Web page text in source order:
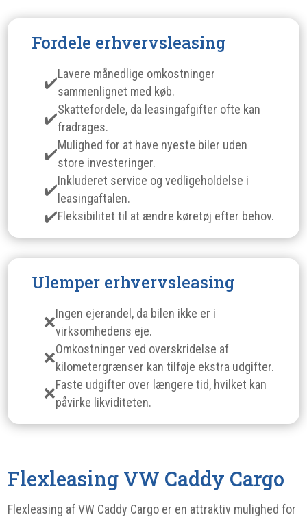
Fordele erhvervsleasing
Lavere månedlige omkostninger
sammenlignet med køb.
Skattefordele, da leasingafgifter ofte kan
fradrages.
Mulighed for at have nyeste biler uden
store investeringer.
Inkluderet service og vedligeholdelse i
leasingaftalen.
Fleksibilitet til at ændre køretøj efter behov.
Ulemper erhvervsleasing
Ingen ejerandel, da bilen ikke er i
virksomhedens eje.
Omkostninger ved overskridelse af
kilometergrænser kan tilføje ekstra udgifter.
Faste udgifter over længere tid, hvilket kan
påvirke likviditeten.
Flexleasing VW Caddy Cargo
Flexleasing af VW Caddy Cargo er en attraktiv mulighed for